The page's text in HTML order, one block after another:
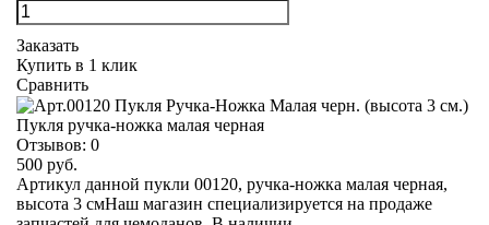
Заказать
Купить в 1 клик
Сравнить
Пукля ручка-ножка малая черная
Отзывов: 0
500 руб.
Артикул данной пукли 00120, ручка-ножка малая черная,
высота 3 смНаш магазин специализируется на продаже